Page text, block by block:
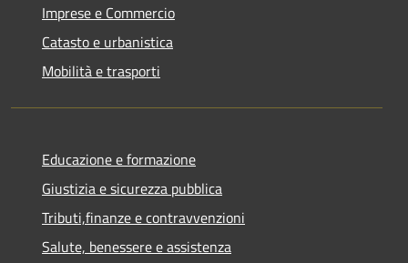
Imprese e Commercio
Catasto e urbanistica
Mobilità e trasporti
Educazione e formazione
Giustizia e sicurezza pubblica
Tributi,finanze e contravvenzioni
Salute, benessere e assistenza